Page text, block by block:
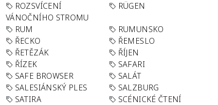
ROZSVÍCENÍ
VÁNOČNÍHO STROMU
RÜGEN
RUM
RUMUNSKO
ŘECKO
ŘEMESLO
ŘETĚZÁK
ŘÍJEN
ŘÍZEK
SAFARI
SAFE BROWSER
SALÁT
SALESIÁNSKÝ PLES
SALZBURG
SATIRA
SCÉNICKÉ ČTENÍ